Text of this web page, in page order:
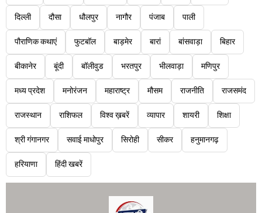
दिल्ली दौसा धौलपुर नागौर पंजाब पाली
पौराणिक कथाएं फुटबॉल बाड़मेर बारां बांसवाड़ा बिहार
बीकानेर बूंदी बॉलीवुड भरतपुर भीलवाड़ा मणिपुर
मध्य प्रदेश मनोरंजन महाराष्ट्र मौसम राजनीति राजसमंद
राजस्थान राशिफल विश्व ख़बरें व्यापार शायरी शिक्षा
श्री गंगानगर सवाई माधोपुर सिरोही सीकर हनुमानगढ़
हरियाणा हिंदी खबरें